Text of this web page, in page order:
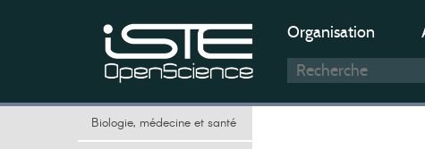
Organisation
Biologie, médecine et santé